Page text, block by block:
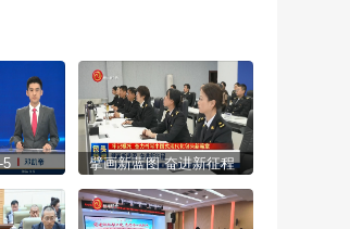
5 擘画新蓝图 奋进新征程